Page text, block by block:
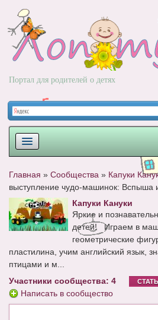
Портал для родителей о детях
РОДЫ
НОВОРОЖДЕННЫЙ
ВОПРОС-ОТВЕТ
ЧАТ
КНИГИ
Главная » Сообщества » Капуки
выступление чудо-машинок: Вспыша
Капуки Кануки
Яркие и
детей! Играем в
геометрические
пластилина, учим английский язык,
птицами и м...
Участники сообщества: 4
Написать в сообщество